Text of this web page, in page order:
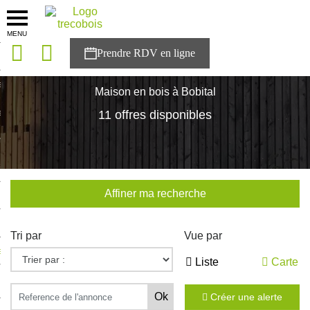
MENU
solutions
Trecobois
à NESTOR
Maison en bois à Bobital
11 offres disponibles
Affiner ma recherche
Tri par Vue par
Liste Carte
Créer une alerte